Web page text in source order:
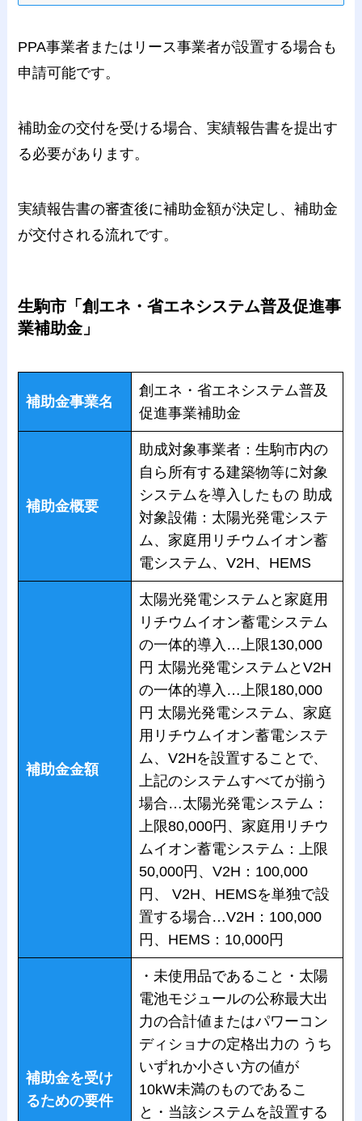
PPA事業者またはリース事業者が設置する場合も
申請可能です。
補助金の交付を受ける場合、実績報告書を提出す
る必要があります。
実績報告書の審査後に補助金額が決定し、補助金
が交付される流れです。
生駒市「創エネ・省エネシステム普及促進事
業補助金」
補助金事業名
創エネ・省エネシステム普及
促進事業補助金
補助金概要
助成対象事業者：生駒市内の
自ら所有する建築物等に対象
システムを導入したもの 助成
対象設備：太陽光発電システ
ム、家庭用リチウムイオン蓄
電システム、V2H、HEMS
補助金金額
太陽光発電システムと家庭用
リチウムイオン蓄電システム
の一体的導入…上限130,000
円 太陽光発電システムとV2H
の一体的導入…上限180,000
円 太陽光発電システム、家庭
用リチウムイオン蓄電システ
ム、V2Hを設置することで、
上記のシステムすべてが揃う
場合…太陽光発電システム：
上限80,000円、家庭用リチウ
ムイオン蓄電システム：上限
50,000円、V2H：100,000
円、 V2H、HEMSを単独で設
置する場合…V2H：100,000
円、HEMS：10,000円
補助金を受け
るための要件
・未使用品であること・太陽
電池モジュールの公称最大出
力の合計値またはパワーコン
ディショナの定格出力の うち
いずれか小さい方の値が
10kW未満のものであるこ
と・当該システムを設置する